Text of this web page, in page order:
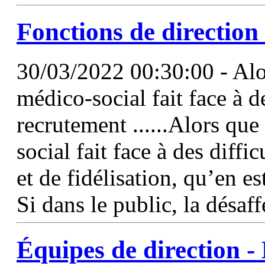
Fonctions de direction
30/03/2022 00:30:00 -
médico-social fait face à
recrutement ......Alors
social fait face à des
et de fidélisation, qu’en
Si dans le public, la
Équipes de direction -